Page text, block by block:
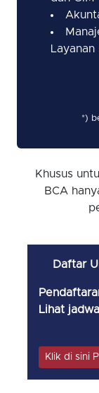
Layanan
*)
Khusus
BCA
Daftar
Lihat
Klik di sini